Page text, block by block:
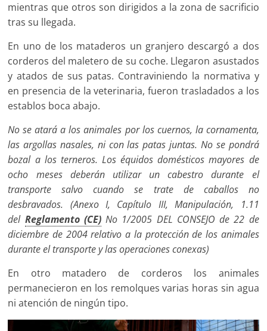
mientras que otros son dirigidos a la zona de sacrificio
tras su llegada.
En uno de los mataderos un granjero descargó a dos
corderos del maletero de su coche. Llegaron asustados
y atados de sus patas. Contraviniendo la normativa y
en presencia de la veterinaria, fueron trasladados a los
establos boca abajo.
No se atará a los animales por los cuernos, la cornamenta,
las argollas nasales, ni con las patas juntas. No se pondrá
bozal a los terneros. Los équidos domésticos mayores de
ocho meses deberán utilizar un cabestro durante el
transporte salvo cuando se trate de caballos no
desbravados. (Anexo I, Capítulo III, Manipulación, 1.11
del Reglamento (CE)No 1/2005 DEL CONSEJO de 22 de
diciembre de 2004 relativo a la protección de los animales
durante el transporte y las operaciones conexas)
En otro matadero de corderos los animales
permanecieron en los remolques varias horas sin agua
ni atención de ningún tipo.